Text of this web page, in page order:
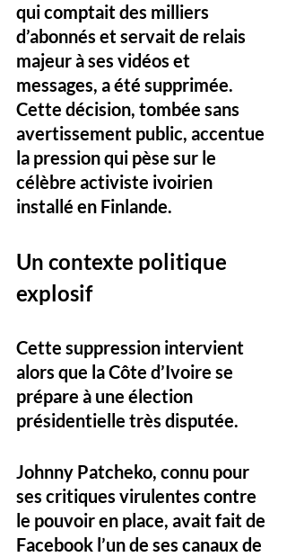
qui comptait des milliers
d’abonnés et servait de relais
majeur à ses vidéos et
messages, a été supprimée.
Cette décision, tombée sans
avertissement public, accentue
la pression qui pèse sur le
célèbre activiste ivoirien
installé en Finlande.
Un contexte politique
explosif
Cette suppression intervient
alors que la Côte d’Ivoire se
prépare à une élection
présidentielle très disputée.
Johnny Patcheko, connu pour
ses critiques virulentes contre
le pouvoir en place, avait fait de
Facebook l’un de ses canaux de